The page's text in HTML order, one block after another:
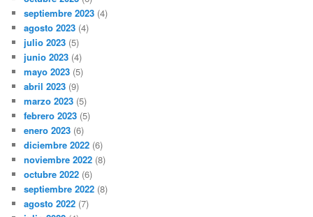
septiembre 2023 (4)
agosto 2023 (4)
julio 2023 (5)
junio 2023 (4)
mayo 2023 (5)
abril 2023 (9)
marzo 2023 (5)
febrero 2023 (5)
enero 2023 (6)
diciembre 2022 (6)
noviembre 2022 (8)
octubre 2022 (6)
septiembre 2022 (8)
agosto 2022 (7)